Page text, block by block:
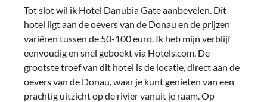
Tot slot wil ik Hotel Danubia Gate aanbevelen. Dit
hotel ligt aan de oevers van de Donau en de prijzen
variëren tussen de 50-100 euro. Ik heb mijn verblijf
eenvoudig en snel geboekt via Hotels.com. De
grootste troef van dit hotel is de locatie, direct aan de
oevers van de Donau, waar je kunt genieten van een
prachtig uitzicht op de rivier vanuit je raam. Op